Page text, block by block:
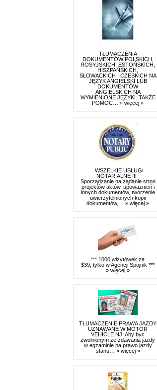
TŁUMACZENIA
DOKUMENTÓW POLSKICH,
ROSYJSKICH, ESTOŃSKICH,
HISZPAŃSKICH,
SŁOWACKICH I CZESKICH NA
JĘZYK ANGIELSKI LUB
DOKUMENTÓW
ANGIELSKICH NA
WYMIENIONE JĘZYKI. TAKŻE
POMOC… » więcej »
WSZELKIE USŁUGI
NOTARIALNE !!!
Sporządzanie na żądanie stron
projektów aktów, upoważnień i
innych dokumentów, tworzenie
uwierzytelnionych kopii
dokumentów,… » więcej »
*** 1000 wizytówek za
$39, tylko w Agencji Spojnik ***
» więcej »
TŁUMACZENIE PRAWA JAZDY
UZNAWANE W MOTOR
VEHICLE NJ. Aby byc
zwolnionym ze zdawania jazdy
w egzaminie na prawo jazdy
stanu… » więcej »